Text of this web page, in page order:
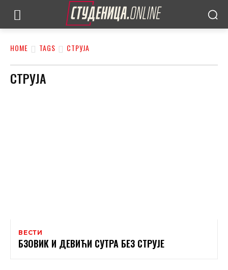
HOME TAGS СТРУЈА
СТРУЈА
ВЕСТИ
БЗОВИК И ДЕВИЋИ СУТРА БЕЗ СТРУЈЕ